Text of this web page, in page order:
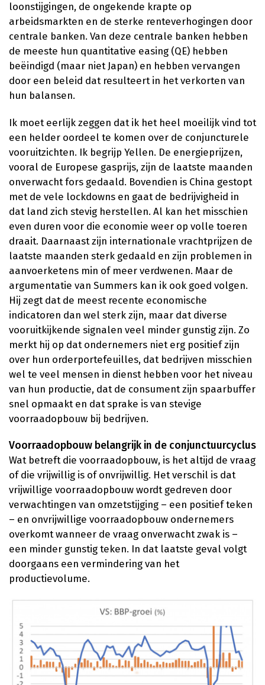
loonstijgingen, de ongekende krapte op
arbeidsmarkten en de sterke renteverhogingen door
centrale banken. Van deze centrale banken hebben
de meeste hun quantitative easing (QE) hebben
beëindigd (maar niet Japan) en hebben vervangen
door een beleid dat resulteert in het verkorten van
hun balansen.
Ik moet eerlijk zeggen dat ik het heel moeilijk vind tot
een helder oordeel te komen over de conjuncturele
vooruitzichten. Ik begrijp Yellen. De energieprijzen,
vooral de Europese gasprijs, zijn de laatste maanden
onverwacht fors gedaald. Bovendien is China gestopt
met de vele lockdowns en gaat de bedrijvigheid in
dat land zich stevig herstellen. Al kan het misschien
even duren voor die economie weer op volle toeren
draait. Daarnaast zijn internationale vrachtprijzen de
laatste maanden sterk gedaald en zijn problemen in
aanvoerketens min of meer verdwenen. Maar de
argumentatie van Summers kan ik ook goed volgen.
Hij zegt dat de meest recente economische
indicatoren dan wel sterk zijn, maar dat diverse
vooruitkijkende signalen veel minder gunstig zijn. Zo
merkt hij op dat ondernemers niet erg positief zijn
over hun orderportefeuilles, dat bedrijven misschien
wel te veel mensen in dienst hebben voor het niveau
van hun productie, dat de consument zijn spaarbuffer
snel opmaakt en dat sprake is van stevige
voorraadopbouw bij bedrijven.
Voorraadopbouw belangrijk in de conjunctuurcyclus
Wat betreft die voorraadopbouw, is het altijd de vraag
of die vrijwillig is of onvrijwillig. Het verschil is dat
vrijwillige voorraadopbouw wordt gedreven door
verwachtingen van omzetstijging – een positief teken
– en onvrijwillige voorraadopbouw ondernemers
overkomt wanneer de vraag onverwacht zwak is –
een minder gunstig teken. In dat laatste geval volgt
doorgaans een vermindering van het
productievolume.